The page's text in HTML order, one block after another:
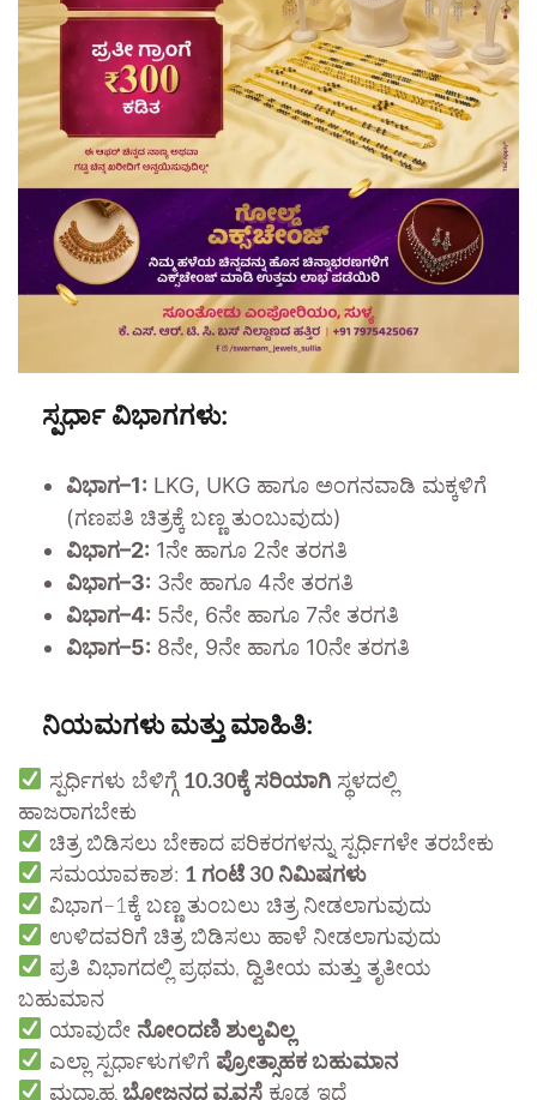
ಸ್ಪರ್ಧಾ ವಿಭಾಗಗಳು:
ವಿಭಾಗ–1: LKG, UKG ಹಾಗೂ ಅಂಗನವಾಡಿ ಮಕ್ಕಳಿಗೆ
(ಗಣಪತಿ ಚಿತ್ರಕ್ಕೆ ಬಣ್ಣ ತುಂಬುವುದು)
ವಿಭಾಗ–2: 1ನೇ ಹಾಗೂ 2ನೇ ತರಗತಿ
ವಿಭಾಗ–3: 3ನೇ ಹಾಗೂ 4ನೇ ತರಗತಿ
ವಿಭಾಗ–4: 5ನೇ, 6ನೇ ಹಾಗೂ 7ನೇ ತರಗತಿ
ವಿಭಾಗ–5: 8ನೇ, 9ನೇ ಹಾಗೂ 10ನೇ ತರಗತಿ
ನಿಯಮಗಳು ಮತ್ತು ಮಾಹಿತಿ:
ಸ್ಪರ್ಧಿಗಳು ಬೆಳಿಗ್ಗೆ 10.30ಕ್ಕೆ ಸರಿಯಾಗಿಸ್ಥಳದಲ್ಲಿ
ಹಾಜರಾಗಬೇಕು
ಚಿತ್ರ ಬಿಡಿಸಲು ಬೇಕಾದ ಪರಿಕರಗಳನ್ನು ಸ್ಪರ್ಧಿಗಳೇ ತರಬೇಕು
ಸಮಯಾವಕಾಶ: 1 ಗಂಟೆ 30 ನಿಮಿಷಗಳು
ವಿಭಾಗ–1ಕ್ಕೆ ಬಣ್ಣ ತುಂಬಲು ಚಿತ್ರ ನೀಡಲಾಗುವುದು
ಉಳಿದವರಿಗೆ ಚಿತ್ರ ಬಿಡಿಸಲು ಹಾಳೆ ನೀಡಲಾಗುವುದು
ಪ್ರತಿ ವಿಭಾಗದಲ್ಲಿ ಪ್ರಥಮ, ದ್ವಿತೀಯ ಮತ್ತು ತೃತೀಯ
ಬಹುಮಾನ
ಯಾವುದೇ ನೋಂದಣಿ ಶುಲ್ಕವಿಲ್ಲ
ಎಲ್ಲಾ ಸ್ಪರ್ಧಾಳುಗಳಿಗೆ ಪ್ರೋತ್ಸಾಹಕ ಬಹುಮಾನ
ಮಧ್ಯಾಹ್ನ ಭೋಜನದ ವ್ಯವಸ್ಥೆಕೂಡ ಇದೆ